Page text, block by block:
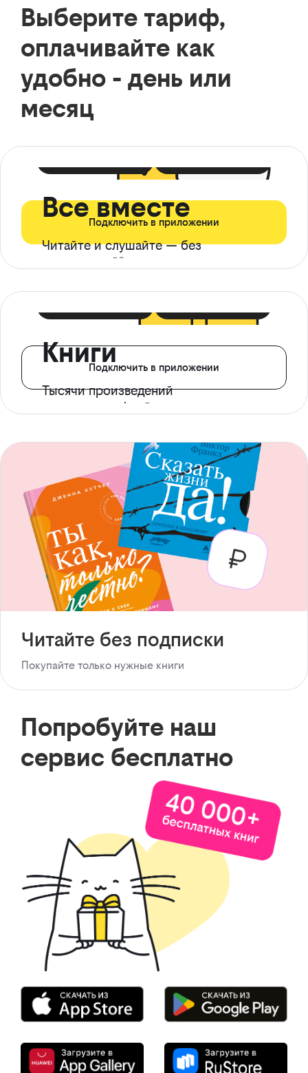
Выберите тариф,
оплачивайте как
удобно - день или
месяц
Все вместе
Читайте и слушайте — без
ограничений*
Подключить в приложении
Книги
Тысячи произведений
с доступом офлайн
Подключить в приложении
Читайте без подписки
Покупайте только нужные книги
Попробуйте наш
сервис бесплатно